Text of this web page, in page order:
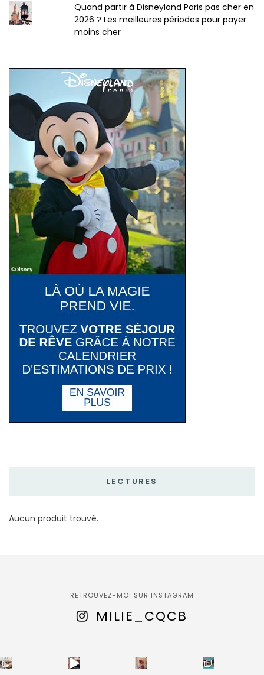
Quand partir à Disneyland Paris pas cher en
2026 ? Les meilleures périodes pour payer
moins cher
LECTURES
Aucun produit trouvé.
RETROUVEZ-MOI SUR INSTAGRAM
MILIE_CQCB